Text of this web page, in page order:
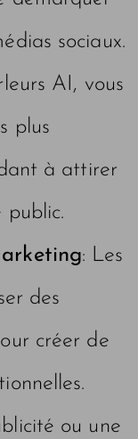
sociaux.
AI, vous
plus
à attirer
public.
: Les
des
créer de
ou une